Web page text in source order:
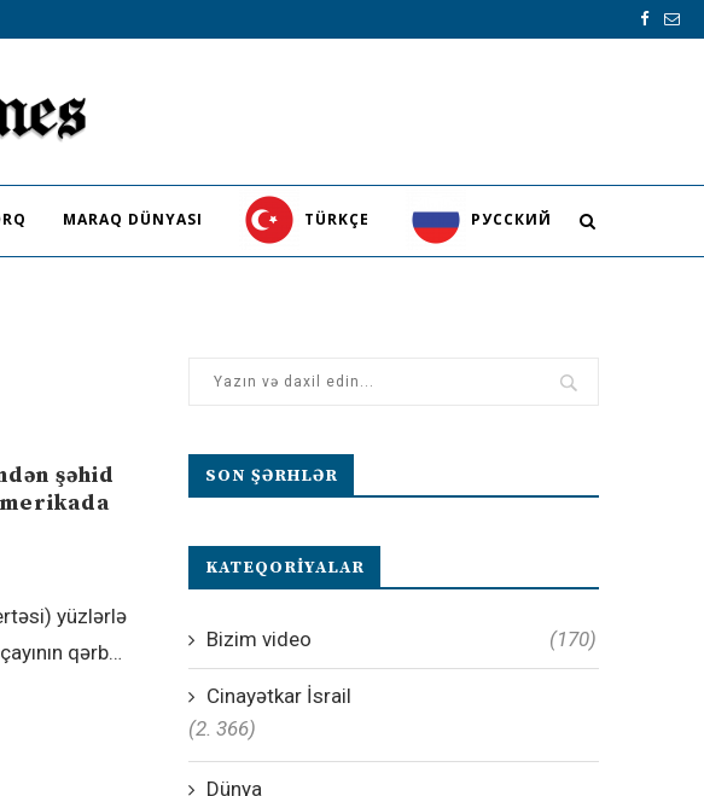
MARAQ DÜNYASI TÜRKÇE PУССКИЙ
şəhid
yüzlərlə
qərb…
SON ŞƏRHLƏR
KATEQORIYALAR
Bizim video (170)
Cinayətkar İsrail
(2. 366)
Dünya